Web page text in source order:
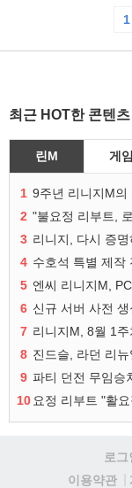
1
최근 HOT한 콘텐츠
린M 게임
1 9주년 리니지M의
2
3 리니지, 다시 증
4
5 엔씨 리니지M,
6
7 리니지M, 8월 1
8 진드슬, 라던 리
9 파티 던전 무임승
10요정 리부트 "활
로그
이용약관